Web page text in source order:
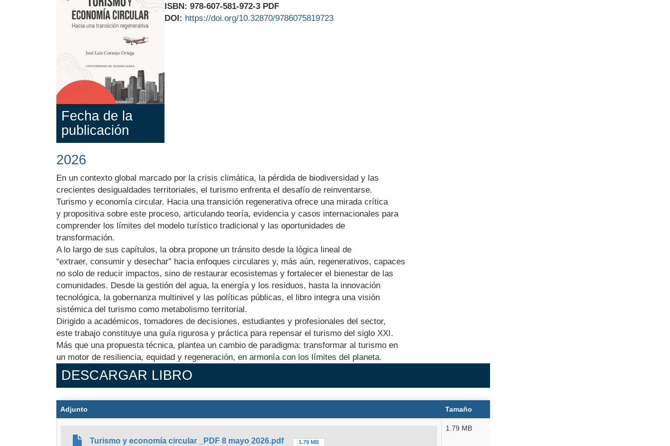
Fecha de la
publicación
2026
ISBN: 978-607-581-972-3 PDF
DOI: https://doi.org/10.32870/9786075819723
Body
En un contexto global marcado por la crisis climática, la pérdida de biodiversidad y las
crecientes desigualdades territoriales, el turismo enfrenta el desafío de reinventarse.
Turismo y economía circular. Hacia una transición regenerativa ofrece una mirada crítica
y propositiva sobre este proceso, articulando teoría, evidencia y casos internacionales para
comprender los límites del modelo turístico tradicional y las oportunidades de
transformación.
A lo largo de sus capítulos, la obra propone un tránsito desde la lógica lineal de
“extraer, consumir y desechar” hacia enfoques circulares y, más aún, regenerativos, capaces
no solo de reducir impactos, sino de restaurar ecosistemas y fortalecer el bienestar de las
comunidades. Desde la gestión del agua, la energía y los residuos, hasta la innovación
tecnológica, la gobernanza multinivel y las políticas públicas, el libro integra una visión
sistémica del turismo como metabolismo territorial.
Dirigido a académicos, tomadores de decisiones, estudiantes y profesionales del sector,
este trabajo constituye una guía rigurosa y práctica para repensar el turismo del siglo XXI.
Más que una propuesta técnica, plantea un cambio de paradigma: transformar al turismo en
un motor de resiliencia, equidad y regeneración, en armonía con los límites del planeta.
DESCARGAR LIBRO
Adjunto Tamaño
Turismo y economía circular _PDF 8 mayo 2026.pdf 1.79 MB
1.79 MB